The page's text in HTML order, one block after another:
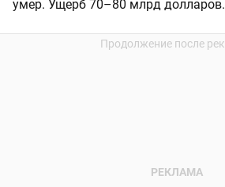
умер. Ущерб 70–80 млрд долларов.